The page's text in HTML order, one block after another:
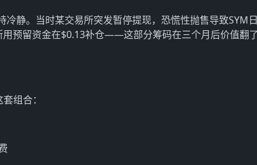
静。当时某交易所突发暂停提现，恐慌性抛售导致SYM
预留资金在$0.13补仓——这部分筹码在三个月后价值翻了
组合：